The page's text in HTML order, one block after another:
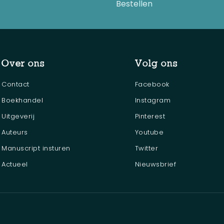
Bestellen
Over ons
Contact
Boekhandel
Uitgeverij
Auteurs
Manuscript insturen
Actueel
Volg ons
Facebook
Instagram
Pinterest
Youtube
Twitter
Nieuwsbrief